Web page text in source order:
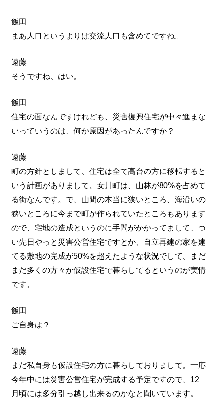
飯田
まあ人口というよりは交流人口も含めてですね。
遠藤
そうですね、はい。
飯田
住宅の面なんですけれども、災害復興住宅が中々進まな
いっていうのは、何か原因があったんですか？
遠藤
町の方針としまして、住宅は全て高台の方に移転すると
いう計画がありまして。女川町は、山林が80%を占めて
る街なんです。で、山間の本当に狭いところ、海沿いの
狭いところに今まで町が作られていたところもあります
ので、宅地の造成というのに手間がかかってまして、つ
い先日やっと災害公営住宅ですとか、自立再建の家を建
てる敷地の完成が50%を超えたような状況でして、まだ
まだ多くの方々が仮設住宅で暮らしてるというのが実情
です。
飯田
ご自身は？
遠藤
まだ私自身も仮設住宅の方に暮らしておりまして。一応
今年中には災害公営住宅が完成する予定ですので、12
月頃には多分引っ越し出来るのかなと聞いています。